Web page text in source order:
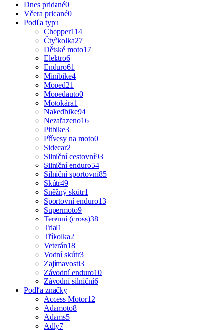
Dnes pridané0
Včera pridané0
Podľa typu
Chopper114
Čtyřkolka27
Dětské moto17
Elektro6
Enduro61
Minibike4
Moped21
Mopedauto0
Motokára1
Nakedbike94
Nezařazeno16
Pitbike3
Přívesy na moto0
Sidecar2
Silniční cestovní93
Silniční enduro54
Silniční sportovní85
Skútr49
Sněžný skútr1
Sportovní enduro13
Supermoto9
Terénní (cross)38
Trial1
Tříkolka2
Veterán18
Vodní skútr3
Zajímavosti3
Závodní enduro10
Závodní silniční6
Podľa značky
Access Motor12
Adamoto8
Adams5
Adly7